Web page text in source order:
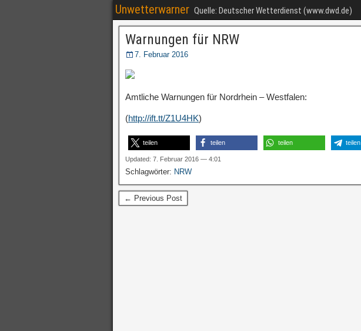
Unwetterwarner Quelle: Deutscher Wetterdienst (www.dwd.de)
Warnungen für NRW
7. Februar 2016
Amtliche Warnungen für Nordrhein – Westfalen:
(http://ift.tt/Z1U4HK)
teilen teilen teilen teilen
Updated: 7. Februar 2016 — 4:01
Schlagwörter: NRW
← Previous Post